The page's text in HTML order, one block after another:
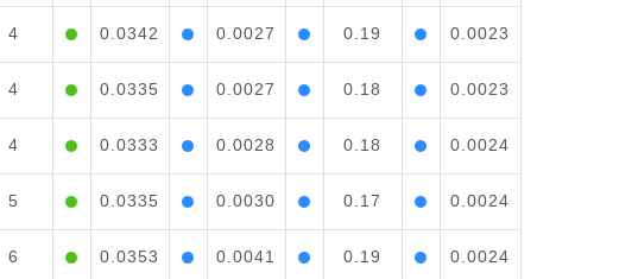
4 0.0342 0.0027 0.19 0.0023
4 0.0335 0.0027 0.18 0.0023
4 0.0333 0.0028 0.18 0.0024
5 0.0335 0.0030 0.17 0.0024
6 0.0353 0.0041 0.19 0.0024